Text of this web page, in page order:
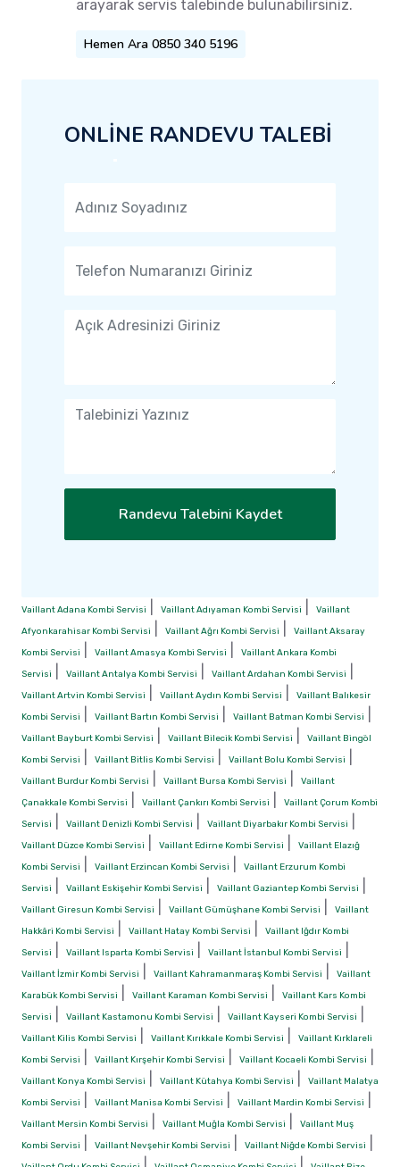
arayarak servis talebinde bulunabilirsiniz.
Hemen Ara 0850 340 5196
ONLİNE RANDEVU TALEBİ
Randevu Talebini Kaydet
Vaillant Adana Kombi Servisi Vaillant Adıyaman Kombi Servisi
Vaillant
Afyonkarahisar Kombi Servisi
Vaillant Ağrı Kombi Servisi
Vaillant Aksaray
Kombi Servisi
Vaillant Amasya Kombi Servisi
Vaillant Ankara Kombi
Servisi
Vaillant Antalya Kombi Servisi Vaillant Ardahan Kombi Servisi
Vaillant Artvin Kombi Servisi Vaillant Aydın Kombi Servisi
Vaillant Balıkesir
Kombi Servisi
Vaillant Bartın Kombi Servisi Vaillant Batman Kombi Servisi
Vaillant Bayburt Kombi Servisi Vaillant Bilecik Kombi Servisi
Vaillant Bingöl
Kombi Servisi
Vaillant Bitlis Kombi Servisi Vaillant Bolu Kombi Servisi
Vaillant Burdur Kombi Servisi Vaillant Bursa Kombi Servisi
Vaillant
Çanakkale Kombi Servisi
Vaillant Çankırı Kombi Servisi
Vaillant Çorum Kombi
Servisi
Vaillant Denizli Kombi Servisi Vaillant Diyarbakır Kombi Servisi
Vaillant Düzce Kombi Servisi Vaillant Edirne Kombi Servisi
Vaillant Elazığ
Kombi Servisi
Vaillant Erzincan Kombi Servisi
Vaillant Erzurum Kombi
Servisi
Vaillant Eskişehir Kombi Servisi Vaillant Gaziantep Kombi Servisi
Vaillant Giresun Kombi Servisi Vaillant Gümüşhane Kombi Servisi
Vaillant
Hakkâri Kombi Servisi
Vaillant Hatay Kombi Servisi
Vaillant Iğdır Kombi
Servisi
Vaillant Isparta Kombi Servisi Vaillant İstanbul Kombi Servisi
Vaillant İzmir Kombi Servisi Vaillant Kahramanmaraş Kombi Servisi
Vaillant
Karabük Kombi Servisi
Vaillant Karaman Kombi Servisi
Vaillant Kars Kombi
Servisi
Vaillant Kastamonu Kombi Servisi Vaillant Kayseri Kombi Servisi
Vaillant Kilis Kombi Servisi Vaillant Kırıkkale Kombi Servisi
Vaillant Kırklareli
Kombi Servisi
Vaillant Kırşehir Kombi Servisi Vaillant Kocaeli Kombi Servisi
Vaillant Konya Kombi Servisi Vaillant Kütahya Kombi Servisi
Vaillant Malatya
Kombi Servisi
Vaillant Manisa Kombi Servisi Vaillant Mardin Kombi Servisi
Vaillant Mersin Kombi Servisi Vaillant Muğla Kombi Servisi
Vaillant Muş
Kombi Servisi
Vaillant Nevşehir Kombi Servisi Vaillant Niğde Kombi Servisi